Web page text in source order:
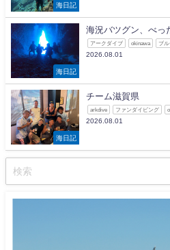
海日記
海日記
海況バツグン、べっ
アークダイブ okinawa ブ
2026.08.01
海日記
チーム滋賀県
arkdive ファンダイビング
2026.08.01